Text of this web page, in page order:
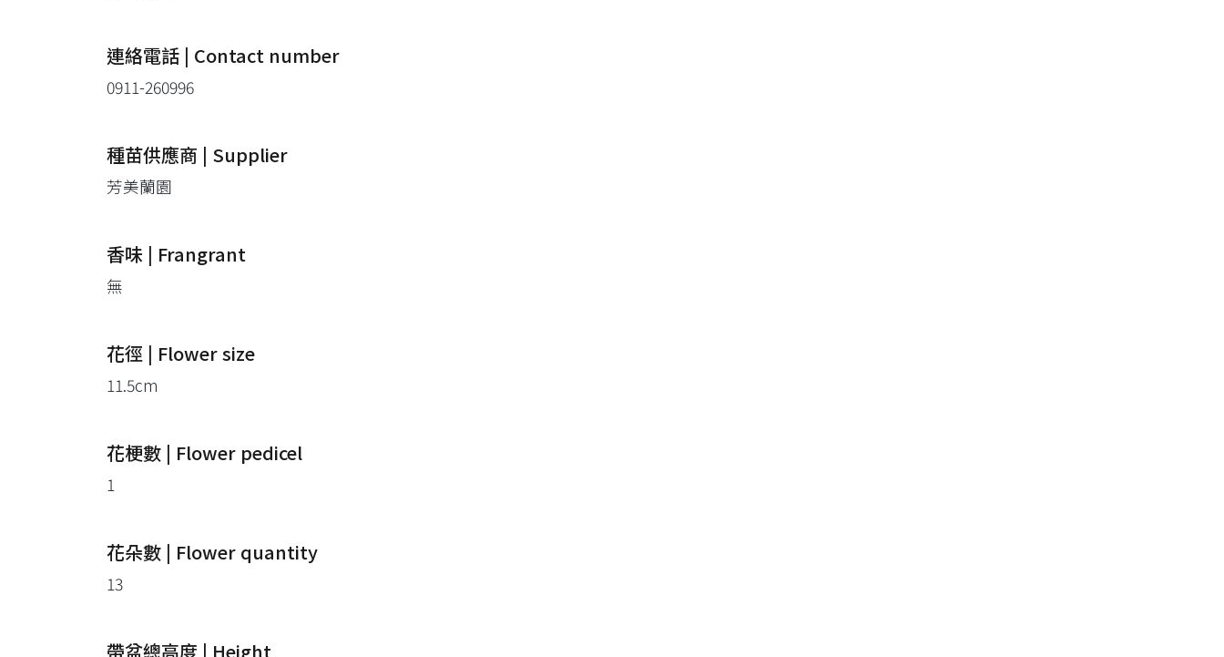
連絡電話 | Contact number
0911-260996
種苗供應商 | Supplier
芳美蘭園
香味 | Frangrant
無
花徑 | Flower size
11.5cm
花梗數 | Flower pedicel
1
花朵數 | Flower quantity
13
帶盆總高度 | Height